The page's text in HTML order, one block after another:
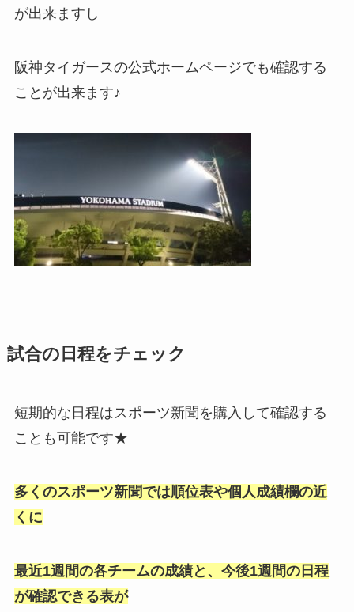
が出来ますし
阪神タイガースの公式ホームページでも確認する
ことが出来ます♪
試合の日程をチェック
短期的な日程はスポーツ新聞を購入して確認する
ことも可能です★
多くのスポーツ新聞では順位表や個人成績欄の近
くに
最近1週間の各チームの成績と、今後1週間の日程
が確認できる表が